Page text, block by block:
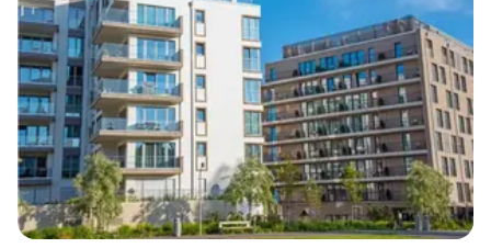
commerces) et l' orientation
Compare plusieursprogrammes neufset visite les
logements témoins
si possible.
Anticipe lalocation(cible, loyers, ameublement) si tu
investis.
Prêt à passer à l'action ? Parcours les offres debiens
immobiliers neufs à AmbillysurVivre dans le neuf, crée
tes alertes et repère le bon programme avant les autres.
Ambilly coche les cases : mobilité, qualité de vie et
potentiel. À toi de jouer.